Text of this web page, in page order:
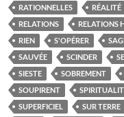
RATIONNELLES
RÉALITÉ
RELATIONS
RELATIONS
RIEN
S'OPÉRER
SAUVÉE
SCINDER
SIESTE
SOBREMENT
SOUPIRENT
SUPERFICIEL
SUR TERRE